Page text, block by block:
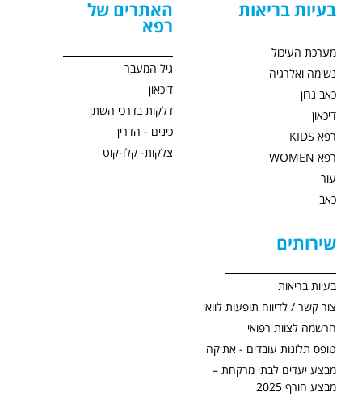
בעיות בריאות
מערכת העיכול
נשימה ואלרגיה
כאב גרון
דיכאון
רפא KIDS
רפא WOMEN
עור
כאב
האתרים של
רפא
גיל המעבר
דיכאון
דלקות בדרכי השתן
כינים - הדרין
צלקות- קלו-קוט
שירותים
בעיות בריאות
צור קשר / לדיווח תופעות לוואי
הרשמה לצוות רפואי
טופס תלונות עובדים - אתיקה
מבצע יעדים לבתי מרקחת –
מבצע חורף 2025